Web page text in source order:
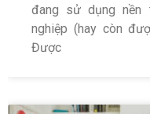
đang sử dụng nền
nghiệp (hay còn
Được